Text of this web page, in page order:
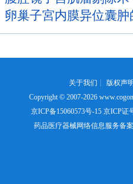
卵巢子宮内膜异位囊
关于我们 ┊ 版权声
Copyright © 2007-2026
京ICP备15060573号-15京ICP证
药品医疗器械网络信息服务备